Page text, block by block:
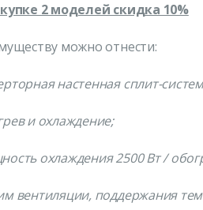
2 моделей скидка 10%
можно отнести:
настенная сплит-
и охлаждение;
охлаждения 2500 Вт /
вентиляции, поддержания